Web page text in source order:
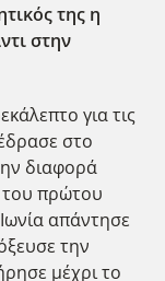
της η
στην
για τις
στο
διαφορά
του πρώτου
απάντησε
την
μέχρι το